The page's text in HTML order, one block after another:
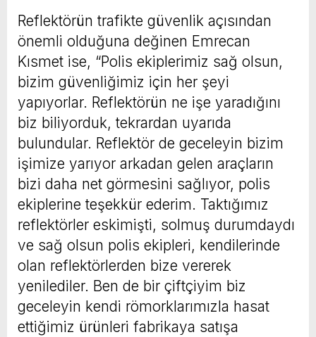
Reflektörün trafikte güvenlik açısından
önemli olduğuna değinen Emrecan
Kısmet ise, “Polis ekiplerimiz sağ olsun,
bizim güvenliğimiz için her şeyi
yapıyorlar. Reflektörün ne işe yaradığını
biz biliyorduk, tekrardan uyarıda
bulundular. Reflektör de geceleyin bizim
işimize yarıyor arkadan gelen araçların
bizi daha net görmesini sağlıyor, polis
ekiplerine teşekkür ederim. Taktığımız
reflektörler eskimişti, solmuş durumdaydı
ve sağ olsun polis ekipleri, kendilerinde
olan reflektörlerden bize vererek
yenilediler. Ben de bir çiftçiyim biz
geceleyin kendi römorklarımızla hasat
ettiğimiz ürünleri fabrikaya satışa